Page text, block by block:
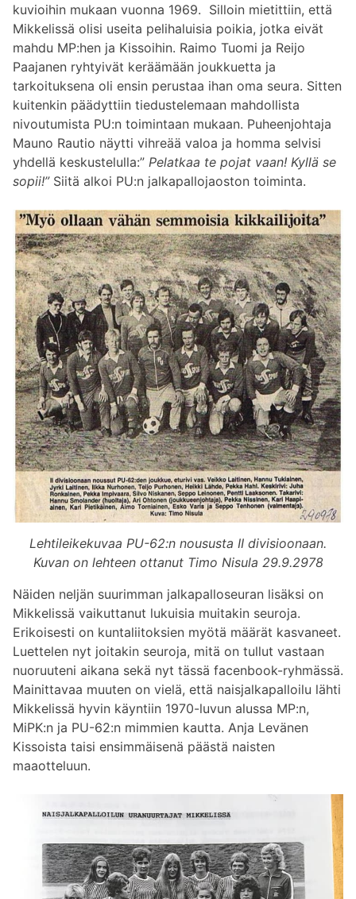
kuvioihin mukaan vuonna 1969. Silloin mietittiin, että
Mikkelissä olisi useita pelihaluisia poikia, jotka eivät
mahdu MP:hen ja Kissoihin. Raimo Tuomi ja Reijo
Paajanen ryhtyivät keräämään joukkuetta ja
tarkoituksena oli ensin perustaa ihan oma seura. Sitten
kuitenkin päädyttiin tiedustelemaan mahdollista
nivoutumista PU:n toimintaan mukaan. Puheenjohtaja
Mauno Rautio näytti vihreää valoa ja homma selvisi
yhdellä keskustelulla:” Pelatkaa te pojat vaan! Kyllä se
sopii!” Siitä alkoi PU:n jalkapallojaoston toiminta.
Lehtileikekuvaa PU-62:n noususta II divisioonaan.
Kuvan on lehteen ottanut Timo Nisula 29.9.2978
Näiden neljän suurimman jalkapalloseuran lisäksi on
Mikkelissä vaikuttanut lukuisia muitakin seuroja.
Erikoisesti on kuntaliitoksien myötä määrät kasvaneet.
Luettelen nyt joitakin seuroja, mitä on tullut vastaan
nuoruuteni aikana sekä nyt tässä facenbook-ryhmässä.
Mainittavaa muuten on vielä, että naisjalkapalloilu lähti
Mikkelissä hyvin käyntiin 1970-luvun alussa MP:n,
MiPK:n ja PU-62:n mimmien kautta. Anja Levänen
Kissoista taisi ensimmäisenä päästä naisten
maaotteluun.